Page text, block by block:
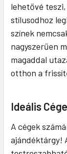
lehetővé teszi,
stílusodhoz
színek
nagyszerűen
magaddal
otthon a
Ideális
A cégek
ajándéktárgy!